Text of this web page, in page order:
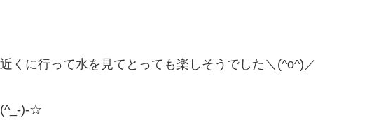
くに行って水を見てとっても楽しそうでした＼(^o^)／
(^_-)-☆